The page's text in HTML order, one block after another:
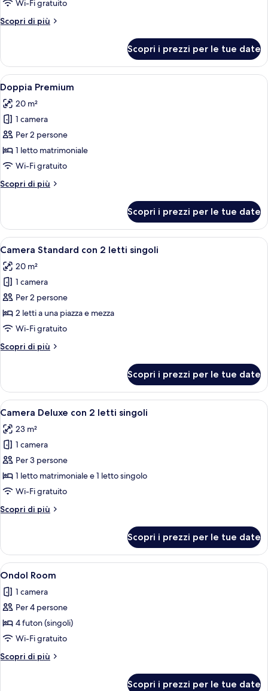
Standard
Wi-Fi gratuito
Scopri di più
Altri
Standard
Scopri i prezzi per le tue date
Apri
tutte
le
foto
per
Doppia
Premium
Una camera d'albergo con un letto,
13
Doppia Premium
20 m²
1 camera
Per 2 persone
1 letto matrimoniale
Wi-Fi gratuito
Scopri di più
Altri
Premium
Scopri i prezzi per le tue date
Apri
tutte
le
foto
per
Camera
Standard
2
Una camera d'albergo con due letti,
6
Camera Standard con 2 letti singoli
20 m²
1 camera
Per 2 persone
2 letti a una piazza e mezza
Wi-Fi gratuito
Scopri di più
Altri
Standard
con
2
singoli
Scopri i prezzi per le tue date
Apri
tutte
le
foto
per
Camera
Deluxe
2
Una camera d'albergo con un letto,
13
Camera Deluxe con 2 letti singoli
23 m²
1 camera
Per 3 persone
1 letto matrimoniale e 1 letto singolo
Wi-Fi gratuito
Scopri di più
Altri
Deluxe
con
2
singoli
Scopri i prezzi per le tue date
Apri
tutte
le
foto
per
Ondol
Room
Una stanza con pavimento in legno,
4
Ondol Room
1 camera
Per 4 persone
4 futon (singoli)
Wi-Fi gratuito
Scopri di più
Altri
Scopri i prezzi per le tue date